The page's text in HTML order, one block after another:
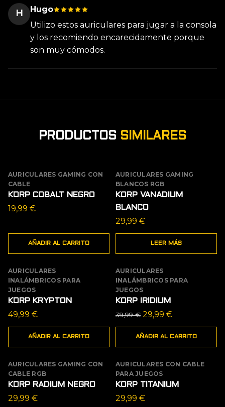
H
Hugo
Utilizo estos auriculares para jugar a la consola
y los recomiendo encarecidamente porque
son muy cómodos.
PRODUCTOS SIMILARES
AURICULARES GAMING CON
CABLE
KORP COBALT NEGRO
19,99 €
AÑADIR AL CARRITO
AGOTADO
AURICULARES GAMING
BLANCOS RGB
KORP VANADIUM
BLANCO
29,99 €
LEER MÁS
AURICULARES
INALÁMBRICOS PARA
JUEGOS
KORP KRYPTON
49,99 €
AÑADIR AL CARRITO
OFERTA
AURICULARES
INALÁMBRICOS PARA
JUEGOS
KORP IRIDIUM
39,99€ El
precio
original
39,99 €.
29,99 €El
precio
actual
29,99 €.
AÑADIR AL CARRITO
AURICULARES GAMING CON
CABLE RGB
KORP RADIUM NEGRO
29,99 €
AURICULARES CON CABLE
PARA JUEGOS
KORP TITANIUM
29,99 €